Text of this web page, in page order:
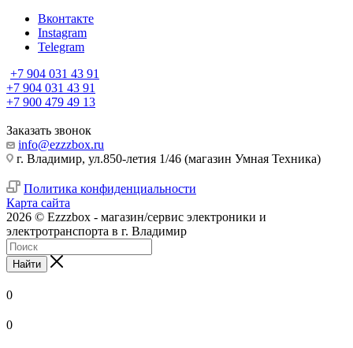
Вконтакте
Instagram
Telegram
+7 904 031 43 91
+7 904 031 43 91
+7 900 479 49 13
Заказать звонок
info@ezzzbox.ru
г. Владимир, ул.850-летия 1/46 (магазин Умная Техника)
Политика конфиденциальности
Карта сайта
2026 © Ezzzbox - магазин/сервис электроники и
электротранспорта в г. Владимир
Найти
0
0